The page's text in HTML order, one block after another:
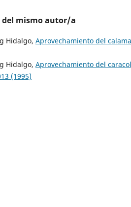
del mismo autor/a
Hidalgo, Aprovechamiento del
Hidalgo, Aprovechamiento del
(1995)